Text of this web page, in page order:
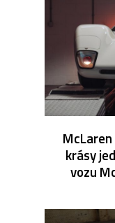
krásy
vozu